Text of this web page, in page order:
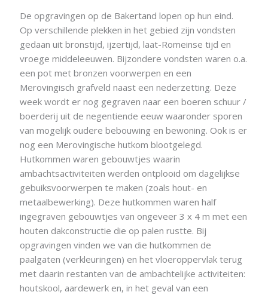
De opgravingen op de Bakertand lopen op hun eind.
Op verschillende plekken in het gebied zijn vondsten
gedaan uit bronstijd, ijzertijd, laat-Romeinse tijd en
vroege middeleeuwen. Bijzondere vondsten waren o.a.
een pot met bronzen voorwerpen en een
Merovingisch grafveld naast een nederzetting. Deze
week wordt er nog gegraven naar een boeren schuur /
boerderij uit de negentiende eeuw waaronder sporen
van mogelijk oudere bebouwing en bewoning. Ook is er
nog een Merovingische hutkom blootgelegd.
Hutkommen waren gebouwtjes waarin
ambachtsactiviteiten werden ontplooid om dagelijkse
gebuiksvoorwerpen te maken (zoals hout- en
metaalbewerking). Deze hutkommen waren half
ingegraven gebouwtjes van ongeveer 3 x 4 m met een
houten dakconstructie die op palen rustte. Bij
opgravingen vinden we van die hutkommen de
paalgaten (verkleuringen) en het vloeroppervlak terug
met daarin restanten van de ambachtelijke activiteiten:
houtskool, aardewerk en, in het geval van een